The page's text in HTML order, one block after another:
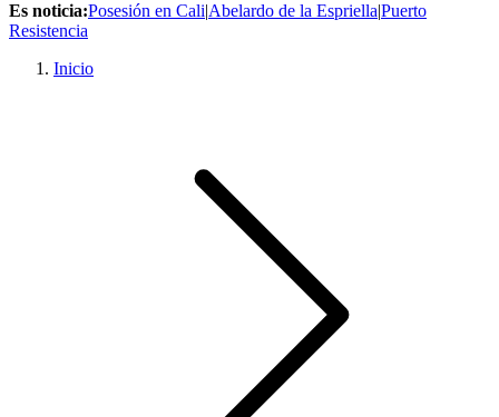
Es noticia:Posesión en Cali|Abelardo de la Espriella|Puerto
Resistencia
Inicio